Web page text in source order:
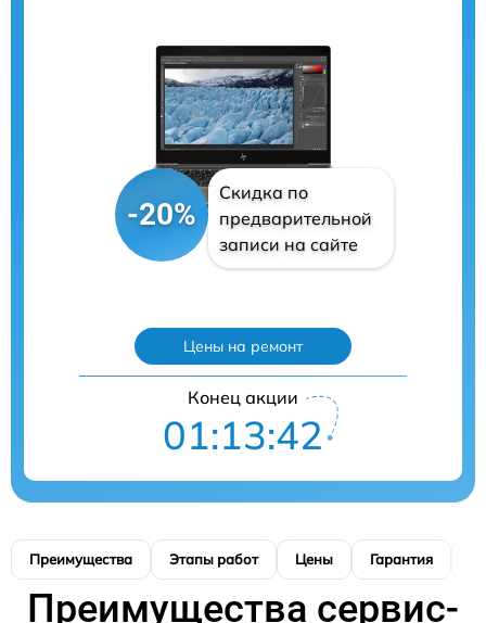
-20%
Скидка по
предварительной
записи на сайте
Цены на ремонт
Конец акции
01:13:40
Преимущества Этапы работ Цены Гарантия
Преимущества сервис-